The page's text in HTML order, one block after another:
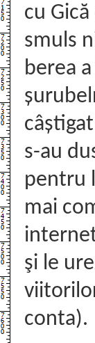
cu
smuls
berea
s-au
pentru
mai
şi le
conta).